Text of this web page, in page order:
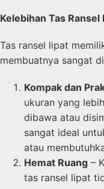
Kelebihan Tas Ransel
Tas ransel lipat
membuatnya sangat
Kompak dan
ukuran yang
dibawa atau
sangat ideal
atau
Hemat Ruang –
tas ransel lipat